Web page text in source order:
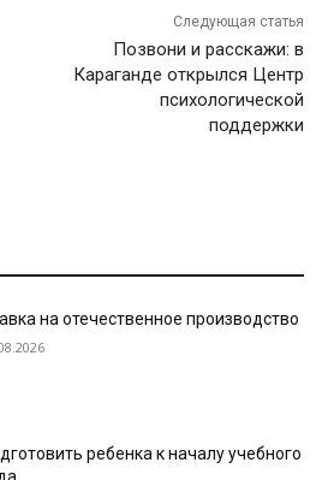
Следующая статья
Позвони и расскажи: в
Караганде открылся Центр
психологической
поддержки
на отечественное производство
ребенка к началу учебного